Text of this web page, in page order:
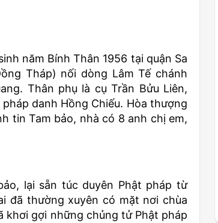
năm Bính Thân 1956 tại quận Sa
Tháp) nối dòng Lâm Tế chánh
Thân phụ là cụ Trần Bửu Liên,
danh Hồng Chiếu. Hòa thượng
tin Tam bảo, nhà có 8 anh chị em,
lại sẵn túc duyên Phật pháp từ
đã thường xuyên có mặt nơi chùa
khơi gợi những chủng tử Phật pháp